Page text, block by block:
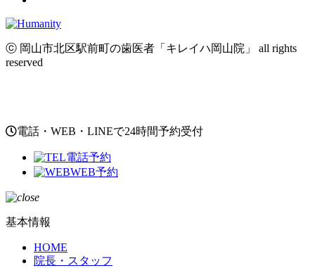
ⓒ 岡山市北区駅前町の歯医者「キレイハ岡山院」 all rights
reserved
電話・WEB・LINEで24時間予約受付
電話予約
WEB予約
基本情報
HOME
院長・スタッフ